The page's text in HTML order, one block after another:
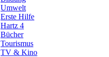
Umwelt
Erste Hilfe
Hartz 4
Bücher
Tourismus
TV & Kino